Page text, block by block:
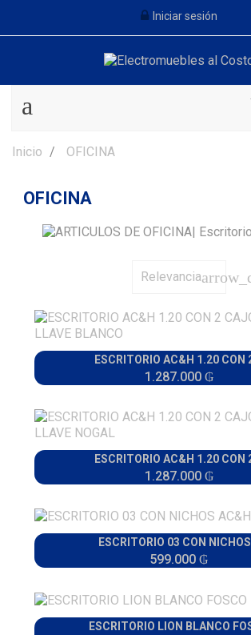
Iniciar sesión
Inicio OFICINA
OFICINA
Relevancia
ESCRITORIO AC&H 1.20 CON
1.287.000 ₲
ESCRITORIO AC&H 1.20 CON
1.287.000 ₲
ESCRITORIO 03 CON
599.000 ₲
ESCRITORIO LION BLANCO